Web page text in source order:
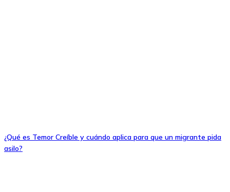
¿Qué es Temor Creíble y cuándo aplica para que un migrante pida
asilo?